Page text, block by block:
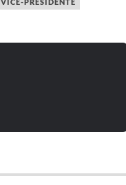
VICE-PRESIDENTE